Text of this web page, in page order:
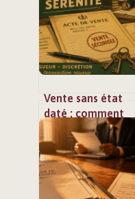
vraiment savoir
Vente sans état
daté : comment
sécuriser votre
transaction avec le
séquestre notarié